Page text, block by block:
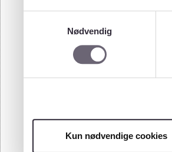
Nødvendig
Kun nødvendige cookies